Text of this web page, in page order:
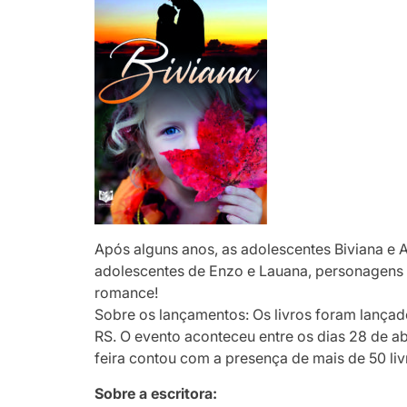
Após alguns anos, as adolescentes Biviana
adolescentes de Enzo e Lauana,
romance!
Sobre os lançamentos: Os livros foram
RS. O evento aconteceu entre os dias 28 de
feira contou com a presença de mais de 50
Sobre a escritora: